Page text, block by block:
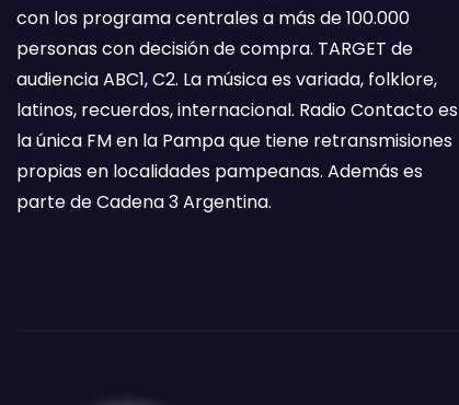
con los programa centrales a más de 100.000
personas con decisión de compra. TARGET de
audiencia ABC1, C2. La música es variada, folklore,
latinos, recuerdos, internacional. Radio Contacto es
la única FM en la Pampa que tiene retransmisiones
propias en localidades pampeanas. Además es
parte de Cadena 3 Argentina.